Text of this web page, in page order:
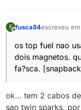
F fusca84escreveu em
última
os top fuel nao
dois magnetos.
fa?sca.
ok… tem 2 cabos
sao twin sparks,